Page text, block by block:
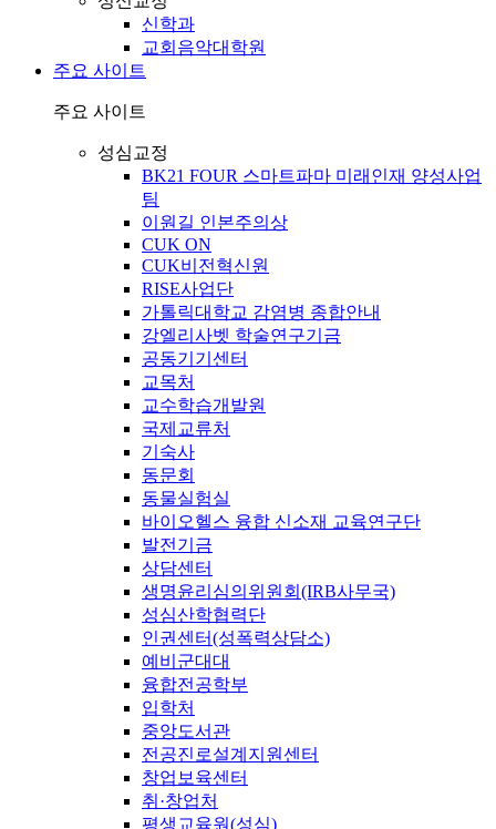
신학과
교회음악대학원
주요 사이트
주요 사이트
성심교정
BK21 FOUR 스마트파마 미래인재 양성사업
팀
이원길 인본주의상
CUK ON
CUK비전혁신원
RISE사업단
가톨릭대학교 감염병 종합안내
강엘리사벳 학술연구기금
공동기기센터
교목처
교수학습개발원
국제교류처
기숙사
동문회
동물실험실
바이오헬스 융합 신소재 교육연구단
발전기금
상담센터
생명윤리심의위원회(IRB사무국)
성심산학협력단
인권센터(성폭력상담소)
예비군대대
융합전공학부
입학처
중앙도서관
전공진로설계지원센터
창업보육센터
취·창업처
평생교육원(성심)